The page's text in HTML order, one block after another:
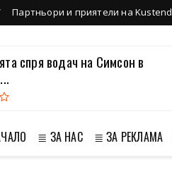
Партньори и приятели на
спря водач на Симсон в
≣ ЗА НАС ≣ ЗА РЕКЛАМА